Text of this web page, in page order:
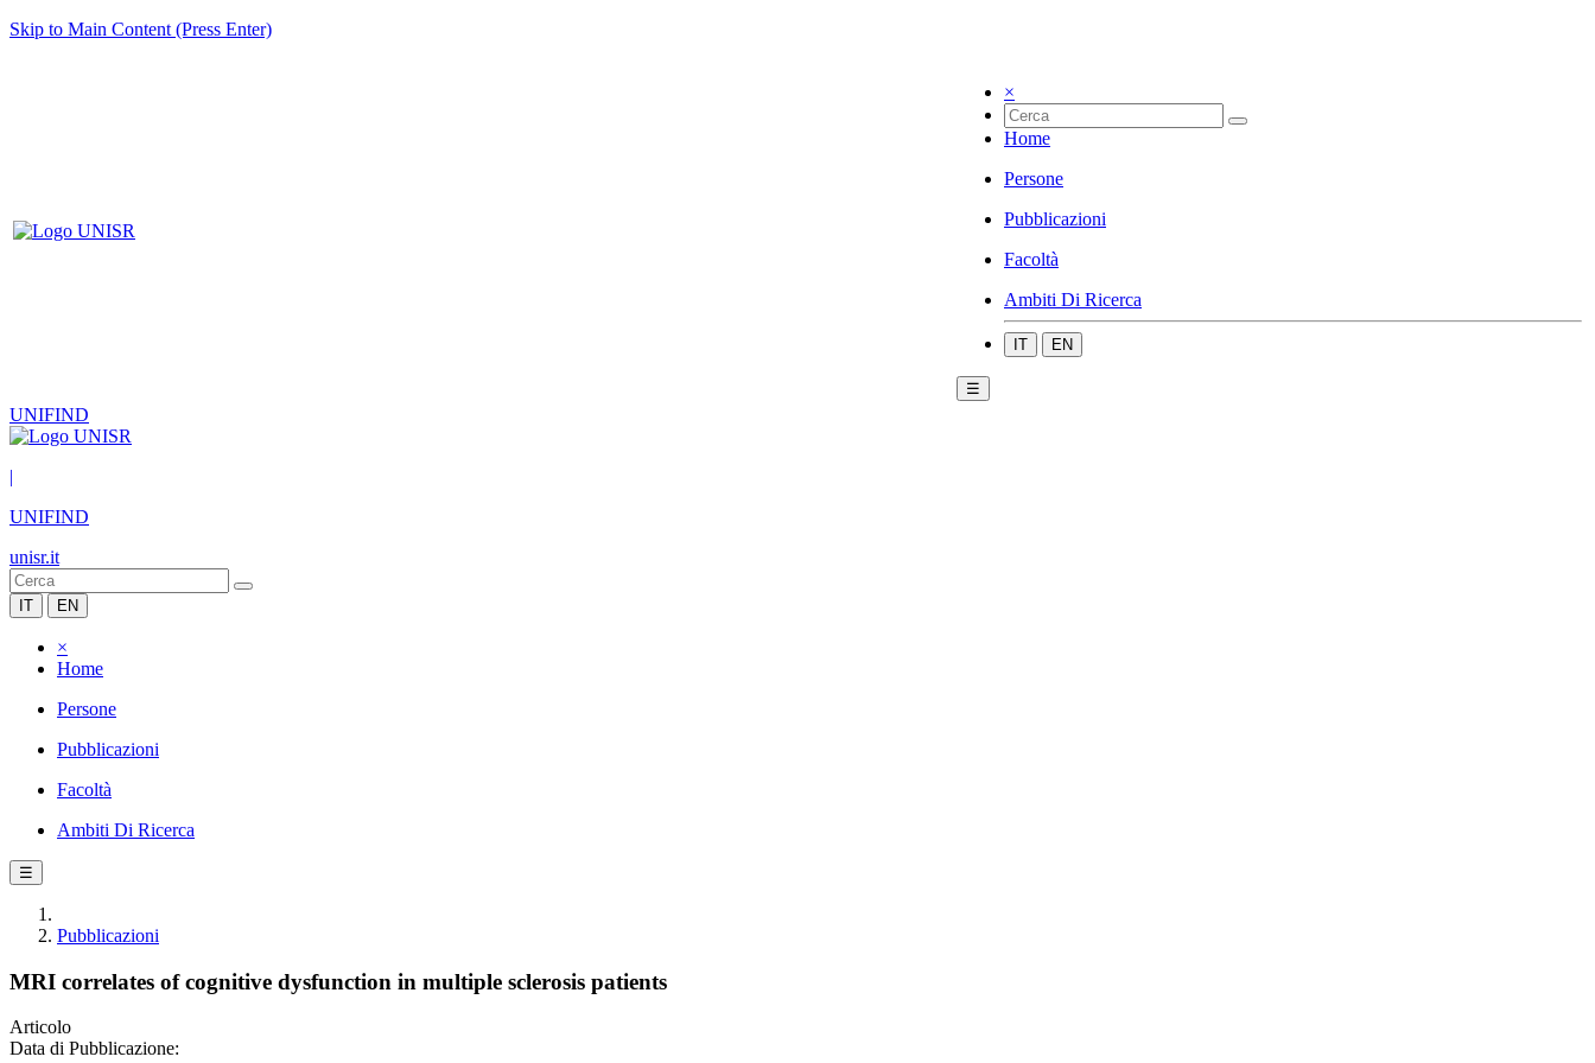
Skip to Main Content (Press Enter)
×
Home
Persone
Pubblicazioni
Facoltà
Ambiti Di Ricerca
IT EN
☰
UNIFIND
|
UNIFIND
unisr.it
IT EN
×
Home
Persone
Pubblicazioni
Facoltà
Ambiti Di Ricerca
☰
Pubblicazioni
MRI correlates of cognitive dysfunction in multiple sclerosis patients
Articolo
Data di Pubblicazione: